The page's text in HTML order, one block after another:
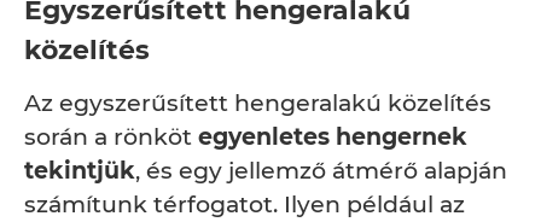
Egyszerűsített hengeralakú
közelítés
Az egyszerűsített hengeralakú közelítés
során a rönköt egyenletes hengernek
tekintjük, és egy jellemző átmérő alapján
számítunk térfogatot. Ilyen például az